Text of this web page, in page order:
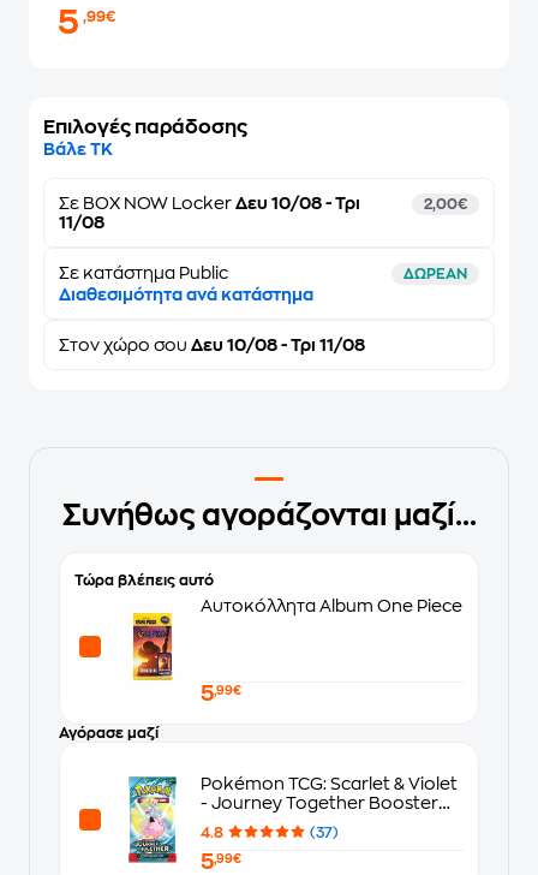
5,99€
Επιλογές παράδοσης
Βάλε ΤΚ
Σε BOX NOW Locker Δευ 10/08 - Τρι
11/08
2,00€
Σε κατάστημα Public ΔΩΡΕΑΝ
Διαθεσιμότητα ανά κατάστημα
Στον χώρο σου Δευ 10/08 - Τρι 11/08
Συνήθως αγοράζονται μαζί...
Τώρα βλέπεις αυτό
Αυτοκόλλητα Album One Piece Starter
5,99€
Αγόρασε μαζί
Pokémon TCG: Scarlet & Violet
- Journey Together Booster
Blister
4.8 (37)
5,99€